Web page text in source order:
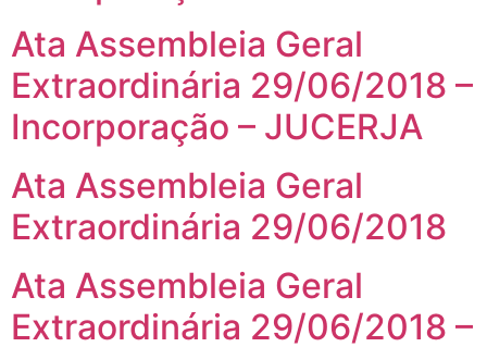
Ata Assembleia Geral
Extraordinária 29/06/2018 –
Incorporação – JUCERJA
Ata Assembleia Geral
Extraordinária 29/06/2018
Ata Assembleia Geral
Extraordinária 29/06/2018 –